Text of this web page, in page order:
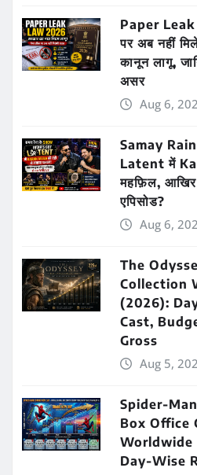
Paper
पर अब नहीं
कानून लागू,
असर
Aug 6,
Samay
Latent में
महफ़िल, आखिर
एपिसोड?
Aug 6,
The
Collection
(2026):
Cast,
Gross
Aug 5,
Spider-
Box Office
Worldwide
Day-Wise